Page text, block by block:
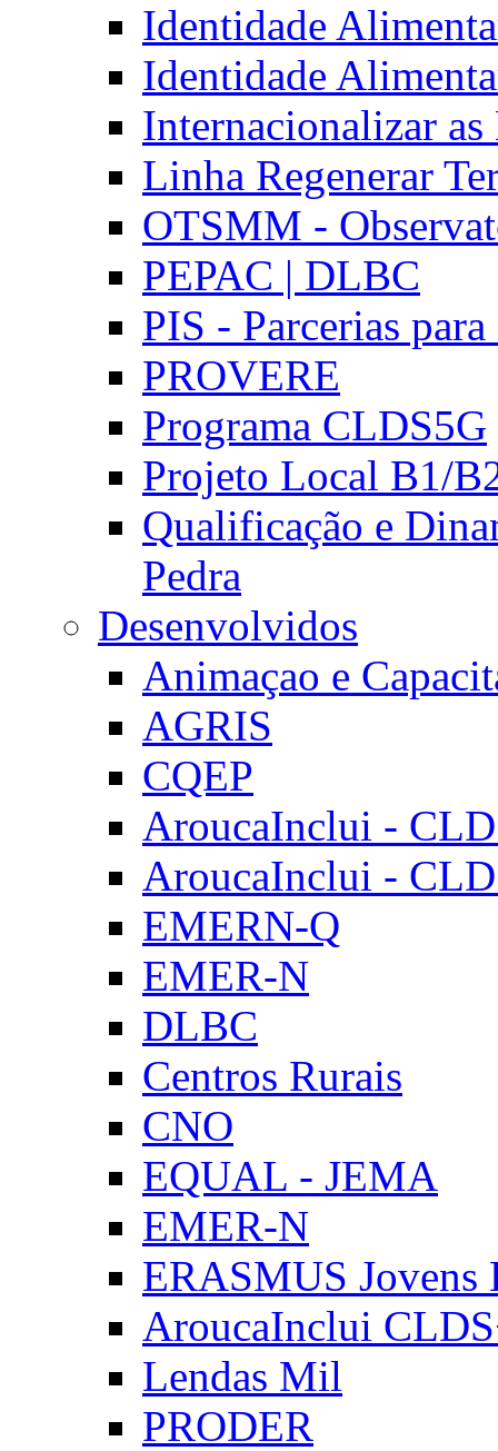
Identidade
Identidade
Internacionalizar
Linha Regenerar
OTSMM -
PEPAC | DLBC
PIS - Parcerias
PROVERE
Programa CLDS5G
Projeto Local B1/
Qualificação e
Pedra
Desenvolvidos
Animaçao e
AGRIS
CQEP
AroucaInclui -
AroucaInclui -
EMERN-Q
EMER-N
DLBC
Centros Rurais
CNO
EQUAL - JEMA
EMER-N
ERASMUS Jovens
AroucaInclui
Lendas Mil
PRODER